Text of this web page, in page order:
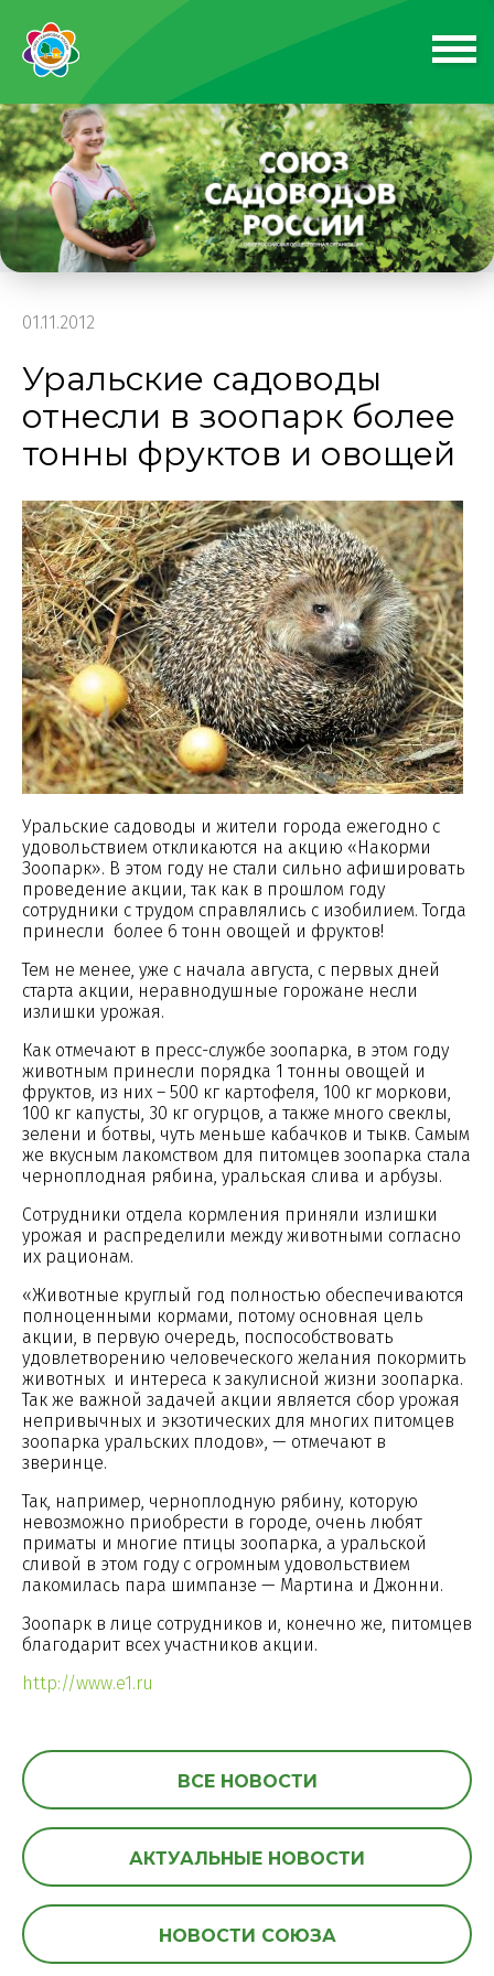
01.11.2012
Уральские садоводы
отнесли в зоопарк более
тонны фруктов и овощей
Уральские садоводы и жители города ежегодно с
удовольствием откликаются на акцию «Накорми
Зоопарк». В этом году не стали сильно афишировать
проведение акции, так как в прошлом году
сотрудники с трудом справлялись с изобилием. Тогда
принесли более 6 тонн овощей и фруктов!
Тем не менее, уже с начала августа, с первых дней
старта акции, неравнодушные горожане несли
излишки урожая.
Как отмечают в пресс-службе зоопарка, в этом году
животным принесли порядка 1 тонны овощей и
фруктов, из них – 500 кг картофеля, 100 кг моркови,
100 кг капусты, 30 кг огурцов, а также много свеклы,
зелени и ботвы, чуть меньше кабачков и тыкв. Самым
же вкусным лакомством для питомцев зоопарка стала
черноплодная рябина, уральская слива и арбузы.
Сотрудники отдела кормления приняли излишки
урожая и распределили между животными согласно
их рационам.
«Животные круглый год полностью обеспечиваются
полноценными кормами, потому основная цель
акции, в первую очередь, поспособствовать
удовлетворению человеческого желания покормить
животных и интереса к закулисной жизни зоопарка.
Так же важной задачей акции является сбор урожая
непривычных и экзотических для многих питомцев
зоопарка уральских плодов», — отмечают в
зверинце.
Так, например, черноплодную рябину, которую
невозможно приобрести в городе, очень любят
приматы и многие птицы зоопарка, а уральской
сливой в этом году с огромным удовольствием
лакомилась пара шимпанзе — Мартина и Джонни.
Зоопарк в лице сотрудников и, конечно же, питомцев
благодарит всех участников акции.
http://www.e1.ru
ВСЕ НОВОСТИ
АКТУАЛЬНЫЕ НОВОСТИ
НОВОСТИ СОЮЗА